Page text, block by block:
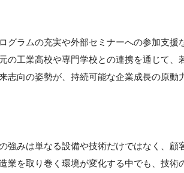
グラムの充実や外部セミナーへの参加支援
の工業高校や専門学校との連携を通じて、
志向の姿勢が、持続可能な企業成長の原動
強みは単なる設備や技術だけではなく、顧
業を取り巻く環境が変化する中でも、技術